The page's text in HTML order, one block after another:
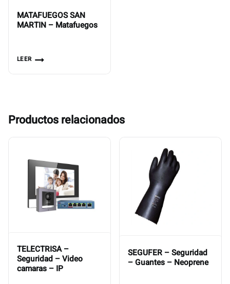
MATAFUEGOS SAN
MARTIN – Matafuegos
LEER
Productos relacionados
TELECTRISA –
Seguridad – Video
camaras – IP
SEGUFER – Seguridad
– Guantes – Neoprene